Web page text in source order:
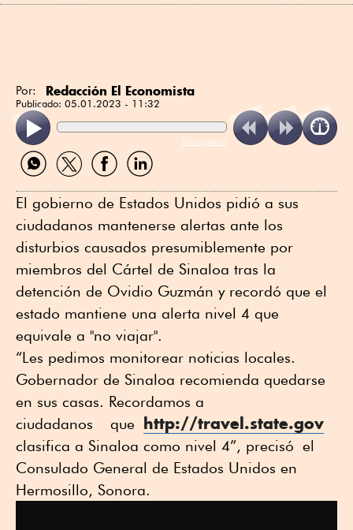
Por: Redacción El Economista
Publicado: 05.01.2023 - 11:32
ReadSpeaker
Compartir
por
Compartir
por
Compartir
por
Compartir
por
El gobierno de Estados Unidos pidió a sus
ciudadanos mantenerse alertas ante los
disturbios causados presumiblemente por
miembros del Cártel de Sinaloa tras la
detención de Ovidio Guzmán y recordó que el
estado mantiene una alerta nivel 4 que
equivale a "no viajar".
“Les pedimos monitorear noticias locales.
Gobernador de Sinaloa recomienda quedarse
en sus casas. Recordamos a
ciudadanos que http://travel.state.gov
clasifica a Sinaloa como nivel 4”, precisó el
Consulado General de Estados Unidos en
Hermosillo, Sonora.